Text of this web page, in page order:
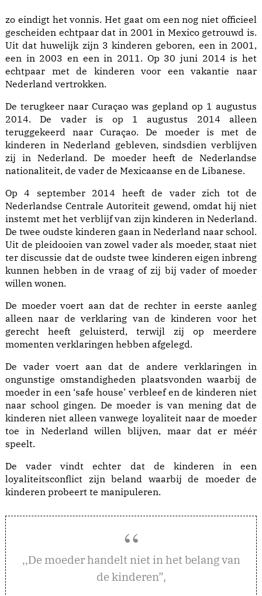
zo eindigt het vonnis. Het gaat om een nog niet officieel
gescheiden echtpaar dat in 2001 in Mexico getrouwd is.
Uit dat huwelijk zijn 3 kinderen geboren, een in 2001,
een in 2003 en een in 2011. Op 30 juni 2014 is het
echtpaar met de kinderen voor een vakantie naar
Nederland vertrokken.
De terugkeer naar Curaçao was gepland op 1 augustus
2014. De vader is op 1 augustus 2014 alleen
teruggekeerd naar Curaçao. De moeder is met de
kinderen in Nederland gebleven, sindsdien verblijven
zij in Nederland. De moeder heeft de Nederlandse
nationaliteit, de vader de Mexicaanse en de Libanese.
Op 4 september 2014 heeft de vader zich tot de
Nederlandse Centrale Autoriteit gewend, omdat hij niet
instemt met het verblijf van zijn kinderen in Nederland.
De twee oudste kinderen gaan in Nederland naar school.
Uit de pleidooien van zowel vader als moeder, staat niet
ter discussie dat de oudste twee kinderen eigen inbreng
kunnen hebben in de vraag of zij bij vader of moeder
willen wonen.
De moeder voert aan dat de rechter in eerste aanleg
alleen naar de verklaring van de kinderen voor het
gerecht heeft geluisterd, terwijl zij op meerdere
momenten verklaringen hebben afgelegd.
De vader voert aan dat de andere verklaringen in
ongunstige omstandigheden plaatsvonden waarbij de
moeder in een ‘safe house’ verbleef en de kinderen niet
naar school gingen. De moeder is van mening dat de
kinderen niet alleen vanwege loyaliteit naar de moeder
toe in Nederland willen blijven, maar dat er méér
speelt.
De vader vindt echter dat de kinderen in een
loyaliteitsconflict zijn beland waarbij de moeder de
kinderen probeert te manipuleren.
,,De moeder handelt niet in het belang van
de kinderen”,